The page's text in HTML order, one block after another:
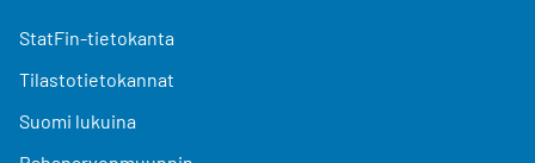
StatFin-tietokanta
Tilastotietokannat
Suomi lukuina